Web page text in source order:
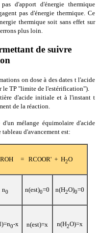
d'apport d'énergie thermique
pas d'énergie thermique. Ce
thermique soit sans effet sur
plus loin.
de suivre
on dose à des dates t l'acide
le TP "limite de l'estérification").
d'acide initiale et à l'instant t
de la réaction.
mélange équimolaire d'acide
d'avancement est:
= RCOOR' + H2O
n0 n(est)0=0 n(H2O)0=0
0-x n(est)=x n(H2O)=x